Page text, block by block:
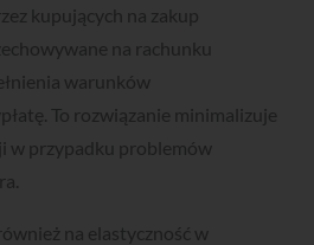
kupujących na zakup
na rachunku
warunków
To rozwiązanie minimalizuje
w przypadku problemów
na elastyczność w